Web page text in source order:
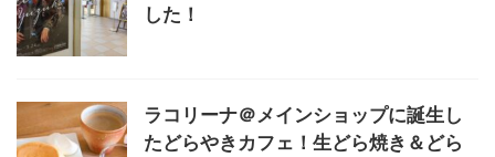
した！
ラコリーナ＠メインショップに誕生し
たどらやきカフェ！生どら焼き＆どら